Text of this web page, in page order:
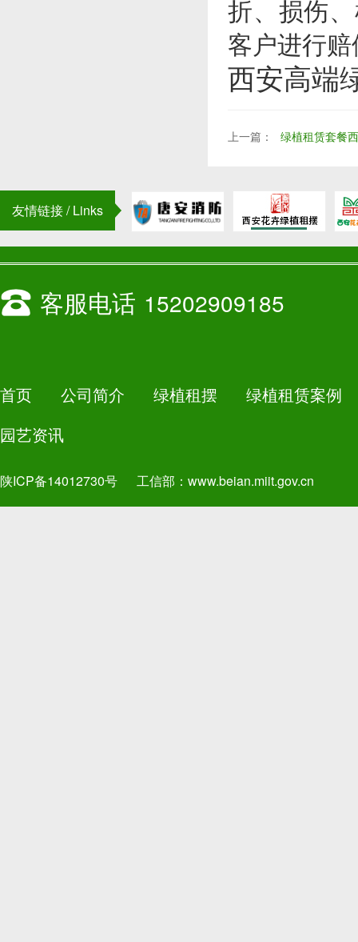
折、损伤
客户进行
西安高端
上一篇： 绿植租赁套餐
友情链接 / Links
客服电话 15202909185
首页 公司简介 绿植租摆
绿植租赁案例
园艺资讯
陕ICP备14012730号 工信部： www.beian.miit.gov.cn